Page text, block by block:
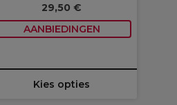
29,50 €
AANBIEDINGEN
Kies opties